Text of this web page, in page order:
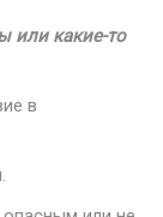
или какие-то
в